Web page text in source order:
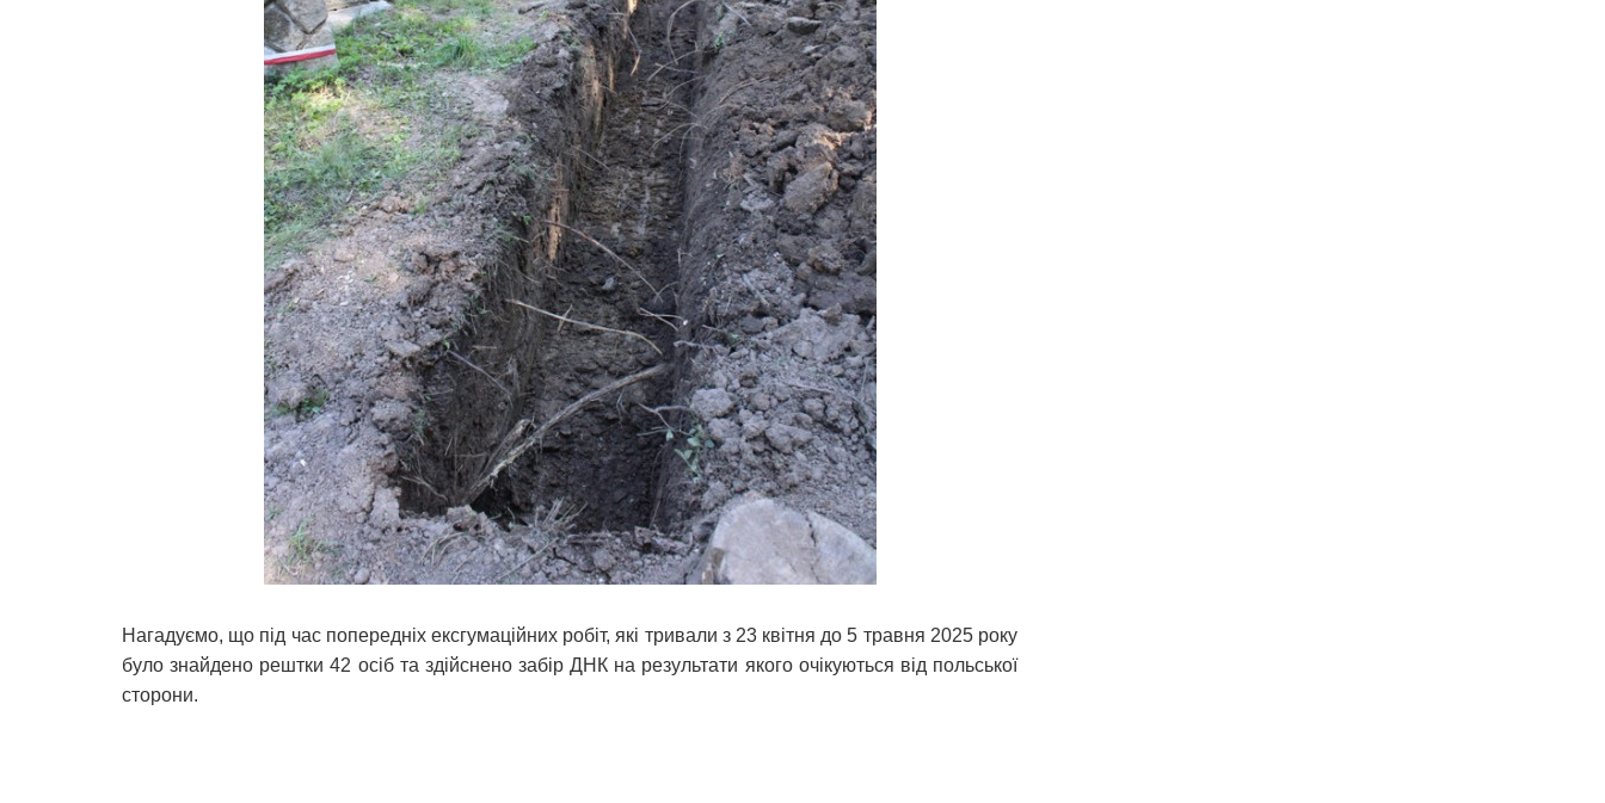
Нагадуємо, що під час попередніх ексгумаційних робіт, які тривали з 23 квітня до 5 травня 2025 року
було знайдено рештки 42 осіб та здійснено забір ДНК на результати якого очікуються від польської
сторони.